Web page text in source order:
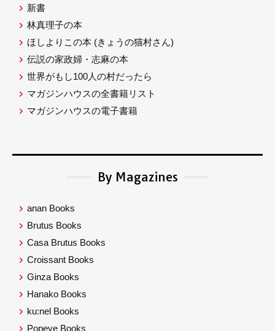
新書
林真理子の本
ほしよりこの本 (きょうの猫村さん)
伝説の家政婦・志麻の本
世界がもし100人の村だったら
マガジンハウスの全書籍リスト
マガジンハウスの電子書籍
By Magazines
anan Books
Brutus Books
Casa Brutus Books
Croissant Books
Ginza Books
Hanako Books
ku:nel Books
Popeye Books